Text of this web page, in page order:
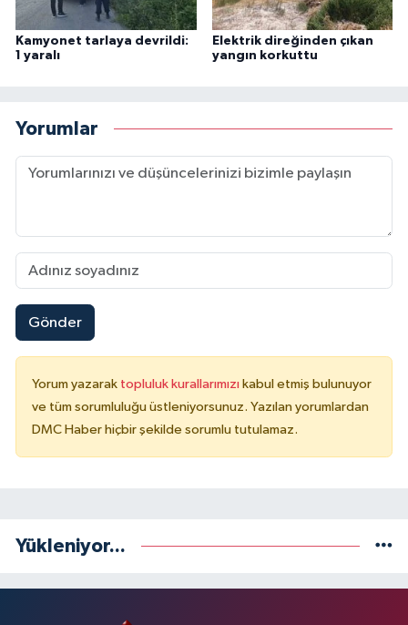
Kamyonet tarlaya devrildi:
1 yaralı
Elektrik direğinden çıkan
yangın korkuttu
Yorumlar
Gönder
Yorum yazarak topluluk kurallarımızı kabul etmiş bulunuyor
ve tüm sorumluluğu üstleniyorsunuz. Yazılan yorumlardan
DMC Haber hiçbir şekilde sorumlu tutulamaz.
Yükleniyor...